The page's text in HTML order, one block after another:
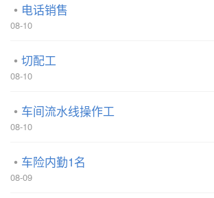
电话销售
08-10
切配工
08-10
车间流水线操作工
08-10
车险内勤1名
08-09